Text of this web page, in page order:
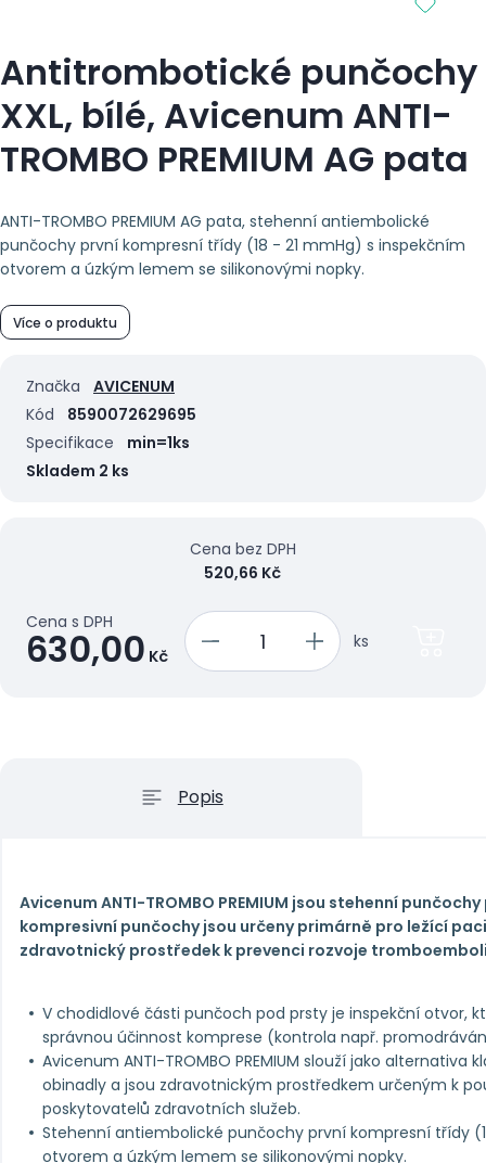
Antitrombotické punčochy
XXL, bílé, Avicenum ANTI-
TROMBO PREMIUM AG pata
ANTI-TROMBO PREMIUM AG pata, stehenní antiembolické
punčochy první kompresní třídy (18 - 21 mmHg) s inspekčním
otvorem a úzkým lemem se silikonovými nopky.
Více o produktu
Značka
AVICENUM
Kód
8590072629695
Specifikace
min=1ks
Skladem 2 ks
Cena s DPH
630,00 Kč
Cena bez DPH
520,66 Kč
ks
Popis
Avicenum ANTI-TROMBO PREMIUM jsou stehenní
kompresivní punčochy jsou určeny primárně pro ležící
zdravotnický prostředek k prevenci rozvoje
V chodidlové části punčoch pod prsty je inspekční otvor,
správnou účinnost komprese (kontrola např.
Avicenum ANTI-TROMBO PREMIUM slouží jako alternativa
obinadly a jsou zdravotnickým prostředkem určeným k
poskytovatelů zdravotních služeb.
Stehenní antiembolické punčochy první kompresní třídy
otvorem a úzkým lemem se silikonovými nopky.